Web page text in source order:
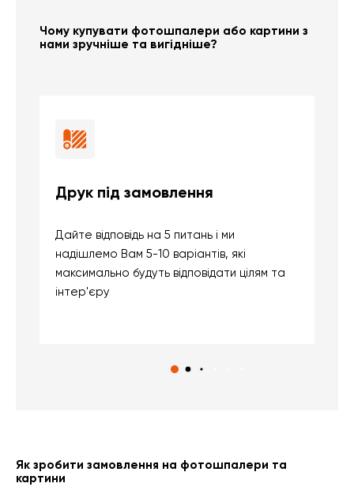
Чому купувати фотошпалери або картини з
нами зручніше та вигідніше?
Друк під замовлення
Дайте відповідь на 5 питань і ми
надішлемо Вам 5-10 варіантів, які
максимально будуть відповідати цілям та
інтер'єру
Як зробити замовлення на фотошпалери та
картини